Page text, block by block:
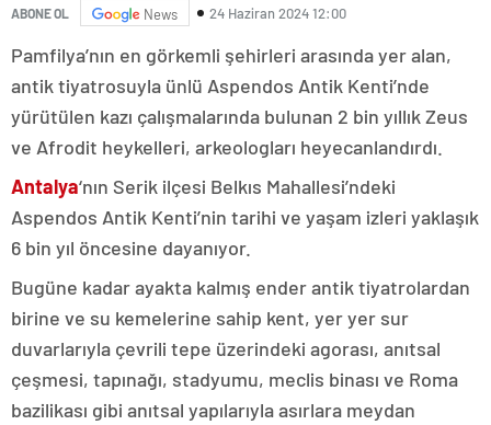
ABONE OL News 24 Haziran 2024 12:00
Pamfilya’nın en görkemli şehirleri arasında yer alan,
antik tiyatrosuyla ünlü Aspendos Antik Kenti’nde
yürütülen kazı çalışmalarında bulunan 2 bin yıllık Zeus
ve Afrodit heykelleri, arkeologları heyecanlandırdı.
Antalya‘nın Serik ilçesi Belkıs Mahallesi’ndeki
Aspendos Antik Kenti’nin tarihi ve yaşam izleri yaklaşık
6 bin yıl öncesine dayanıyor.
Bugüne kadar ayakta kalmış ender antik tiyatrolardan
birine ve su kemelerine sahip kent, yer yer sur
duvarlarıyla çevrili tepe üzerindeki agorası, anıtsal
çeşmesi, tapınağı, stadyumu, meclis binası ve Roma
bazilikası gibi anıtsal yapılarıyla asırlara meydan